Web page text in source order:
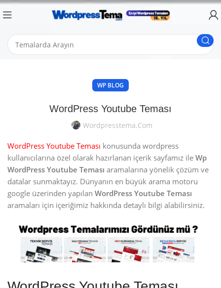
WP BLOG
WordPress Youtube Teması
Wordpresstema.com
WordPress Youtube Teması konusunda wordpress
kullanıcılarına özel olarak hazırlanan içerik sayfamız ile Wp
WordPress Youtube Teması aramalarına yönelik çözüm ve
datalar sunmaktayız. Dünyanın en büyük arama motoru
google üzerinden yapılan WordPress Youtube Teması
aramaları için içeriğimiz hakkında detaylı bilgi alabilirsiniz.